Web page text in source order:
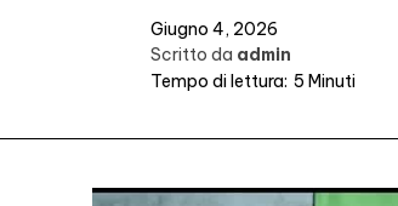
Giugno 4, 2026
Scritto da admin
Tempo di lettura: 5 Minuti